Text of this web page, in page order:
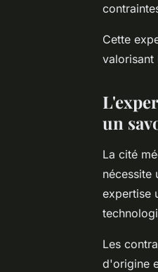
Cette
valorisant
un
La cité
nécessite
expertise
Les
d'origine